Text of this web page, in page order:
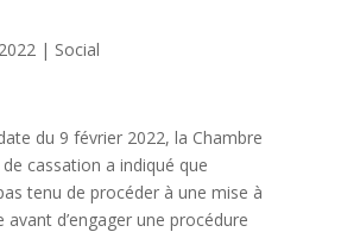
| Social
du 9 février 2022, la Chambre
cassation a indiqué que
tenu de procéder à une mise à
d’engager une procédure